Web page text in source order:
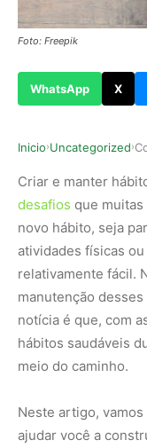
Foto: Freepik
WhatsApp X
Inicio›Uncategorized›
Criar e manter
desafios que muitas
novo hábito, seja
atividades físicas
relativamente fácil.
manutenção
notícia é que, com
hábitos saudáveis
meio do caminho.
Neste artigo,
ajudar você a